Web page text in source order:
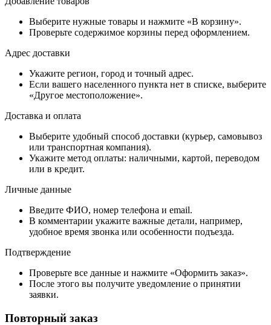
Выберите нужные товары и нажмите «В корзину».
Проверьте содержимое корзины перед оформлением.
Адрес доставки
Укажите регион, город и точный адрес.
Если вашего населенного пункта нет в списке, выберите
«Другое местоположение».
Доставка и оплата
Выберите удобный способ доставки (курьер, самовывоз
или транспортная компания).
Укажите метод оплаты: наличными, картой, переводом
или в кредит.
Личные данные
Введите ФИО, номер телефона и email.
В комментарии укажите важные детали, например,
удобное время звонка или особенности подъезда.
Подтверждение
Проверьте все данные и нажмите «Оформить заказ».
После этого вы получите уведомление о принятии
заявки.
Повторный заказ